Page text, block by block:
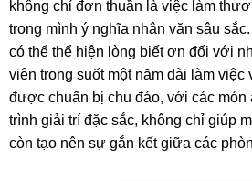
phú. Bạn có thể tưởng tượng bầu
những trò chơi thú vị, và hàng trăm
một sân khấu nơi có những tiết mục
nhiều công ty chọn các chương trình
hoặc những trò chơi team building
thần đồng đội, giúp nhân viên cảm
nhau.